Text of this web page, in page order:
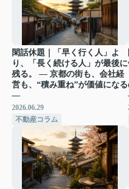
閑話休題｜「早く行く人」よ
り、「長く続ける人」が最後に
残る。 ― 京都の街も、会社経
営も、“積み重ね”が価値になる
―
2026.06.29
不動産コラム